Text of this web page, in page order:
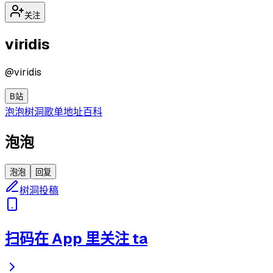
关注
viridis
@viridis
B站
泡泡树洞歌单地址百科
泡泡
泡泡 回复
树洞投稿
扫码在 App 里关注 ta